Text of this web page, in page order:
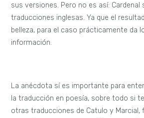
sus versiones. Pero no es así: Cardenal
traducciones inglesas. Ya que el
belleza, para el caso prácticamente da
información.
La anécdota sí es importante para
la traducción en poesía, sobre todo si
otras traducciones de Catulo y Marcial,